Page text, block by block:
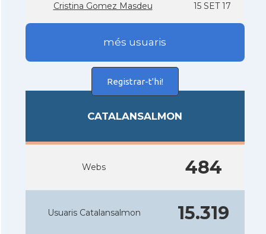
Cristina Gomez Masdeu 15 SET 17
més usuaris
Registrar-t'hi!
CATALANSALMON
Webs 484
Usuaris Catalansalmon 15.319